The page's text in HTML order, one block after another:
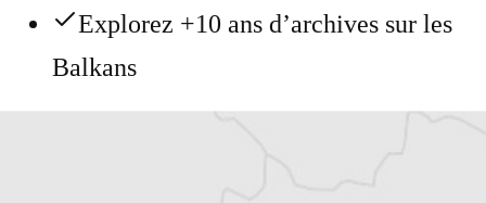
Explorez +10 ans d’archives sur les
Balkans